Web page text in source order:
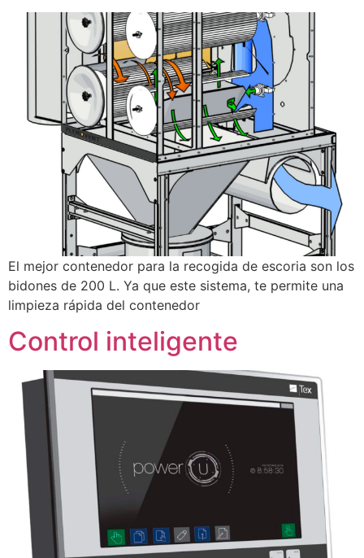
El mejor contenedor para la recogida de escoria son los
bidones de 200 L. Ya que este sistema, te permite una
limpieza rápida del contenedor
Control inteligente